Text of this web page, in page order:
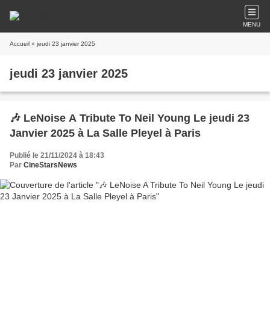
MENU
Accueil » jeudi 23 janvier 2025
jeudi 23 janvier 2025
🎶 LeNoise A Tribute To Neil Young Le jeudi 23
Janvier 2025 à La Salle Pleyel à Paris
Publié le 21/11/2024 à 18:43
Par CineStarsNews